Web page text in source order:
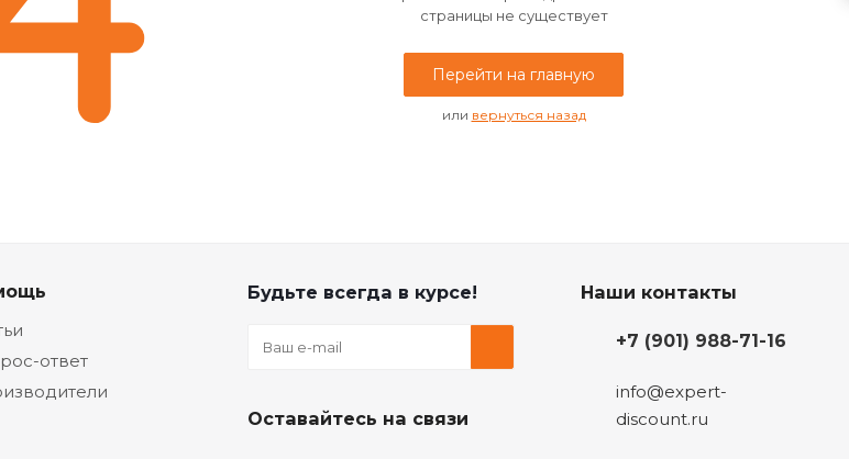
страницы не существует
Перейти на главную
или вернуться назад
ответ
Будьте всегда в курсе!
Оставайтесь на связи
Наши контакты
+7 (901) 988-71-16
info@expert-
discount.ru